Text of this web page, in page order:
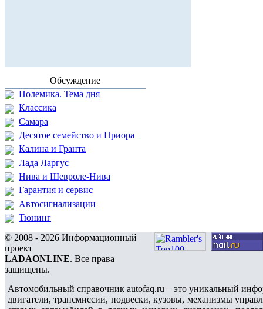
Обсуждение
Полемика. Тема дня
Классика
Самара
Десятое семейство и Приора
Калина и Гранта
Лада Ларгус
Нива и Шевроле-Нива
Гарантия и сервис
Автосигнализации
Тюнинг
© 2008 - 2026 Информационный
проект
LADAONLINE. Все права
защищены.
Автомобильный справочник autofaq.ru – это уникальный
двигатели, трансмиссии, подвески, кузовы, механизмы